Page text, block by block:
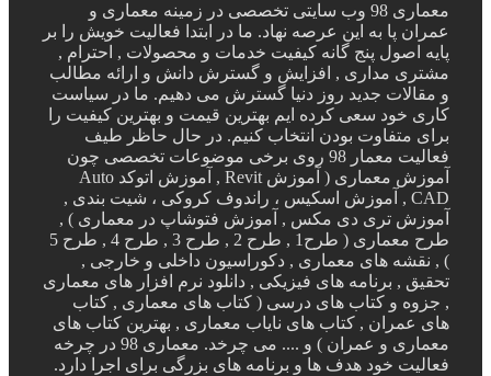
معماری 98 وب سایتی تخصصی در زمینه معماری و
عمران پا به این عرصه نهاد. ما در ابتدا فعالیت خویش را بر
پایه اصول پنج گانه کیفیت خدمات و محصولات , احترام ,
مشتری مداری , افزایش و گسترش دانش و ارائه مطالب
و مقالات جدید روز دنیا گسترش می دهیم. ما در سیاست
کاری خود سعی کرده ایم بهترین قیمت و بهترین کیفیت را
برای متفاوت بودن انتخاب کنیم. در حال حاظر طیف
فعالیت معمار 98 روی برخی موضوعات تخصصی چون
آموزش معماری ( آموزش Revit , آموزش اتوکد Auto
CAD , آموزش اسکیس ، راندوف کروکی ، شیت بندی ,
آموزش تری دی مکس , آموزش فتوشاپ در معماری ) ,
طرح معماری ( طرح1 , طرح 2 , طرح 3 , طرح 4 , طرح 5
) , نقشه های معماری , دکوراسیون داخلی و خارجی ,
تحقیق , برنامه های فیزیکی , دانلود نرم افزار های معماری
, جزوه و کتاب های درسی ( کتاب های معماری , کتاب
های عمران , کتاب های نایاب معماری , بهترین کتاب های
معماری و عمران ) و .... می چرخد. معماری 98 در چرخه
فعالیت خود هدف ها و برنامه های بزرگی برای اجرا دارد.